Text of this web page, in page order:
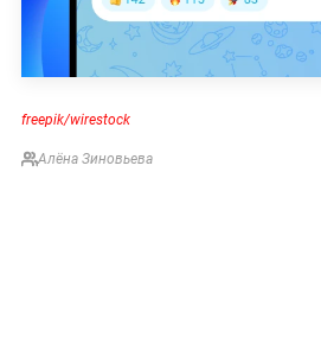
freepik/wirestock
Алёна Зиновьева